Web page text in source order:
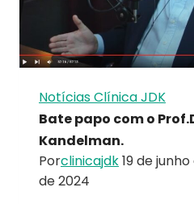
Notícias Clínica JDK
Bate papo com o
Kandelman.
Porclinicajdk19 de
de 2024